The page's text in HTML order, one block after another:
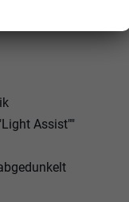
Assist""